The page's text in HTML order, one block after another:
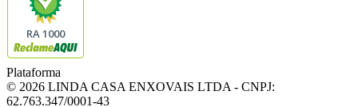
RA 1000
Plataforma
© 2026 LINDA CASA ENXOVAIS LTDA - CNPJ:
62.763.347/0001-43